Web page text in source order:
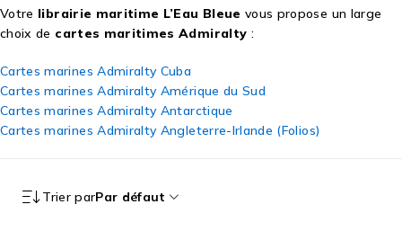
Votre librairie maritime L’Eau Bleue vous propose un large
choix de cartes maritimes Admiralty :
Cartes marines Admiralty Cuba
Cartes marines Admiralty Amérique du Sud
Cartes marines Admiralty Antarctique
Cartes marines Admiralty Angleterre-Irlande (Folios)
Trier parPar défaut